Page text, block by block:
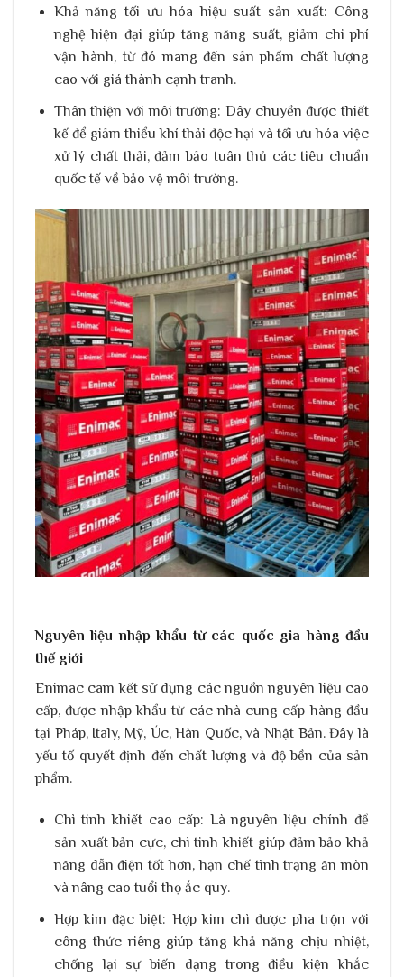
Khả năng tối ưu hóa hiệu suất sản xuất: Công
nghệ hiện đại giúp tăng năng suất, giảm chi phí
vận hành, từ đó mang đến sản phẩm chất lượng
cao với giá thành cạnh tranh.
Thân thiện với môi trường: Dây chuyền được thiết
kế để giảm thiểu khí thải độc hại và tối ưu hóa việc
xử lý chất thải, đảm bảo tuân thủ các tiêu chuẩn
quốc tế về bảo vệ môi trường.
Nguyên liệu nhập khẩu từ các quốc gia hàng đầu
thế giới
Enimac cam kết sử dụng các nguồn nguyên liệu cao
cấp, được nhập khẩu từ các nhà cung cấp hàng đầu
tại Pháp, Italy, Mỹ, Úc, Hàn Quốc, và Nhật Bản. Đây là
yếu tố quyết định đến chất lượng và độ bền của sản
phẩm.
Chì tinh khiết cao cấp: Là nguyên liệu chính để
sản xuất bản cực, chì tinh khiết giúp đảm bảo khả
năng dẫn điện tốt hơn, hạn chế tình trạng ăn mòn
và nâng cao tuổi thọ ắc quy.
Hợp kim đặc biệt: Hợp kim chì được pha trộn với
công thức riêng giúp tăng khả năng chịu nhiệt,
chống lại sự biến dạng trong điều kiện khắc